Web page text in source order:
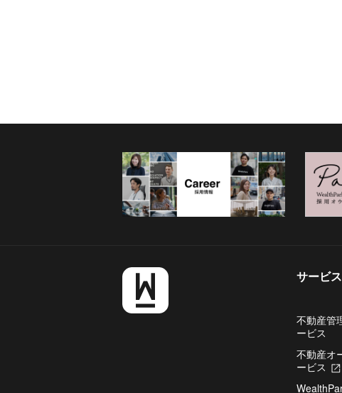
サービス
不動産管
ービス
不動産オ
ービス